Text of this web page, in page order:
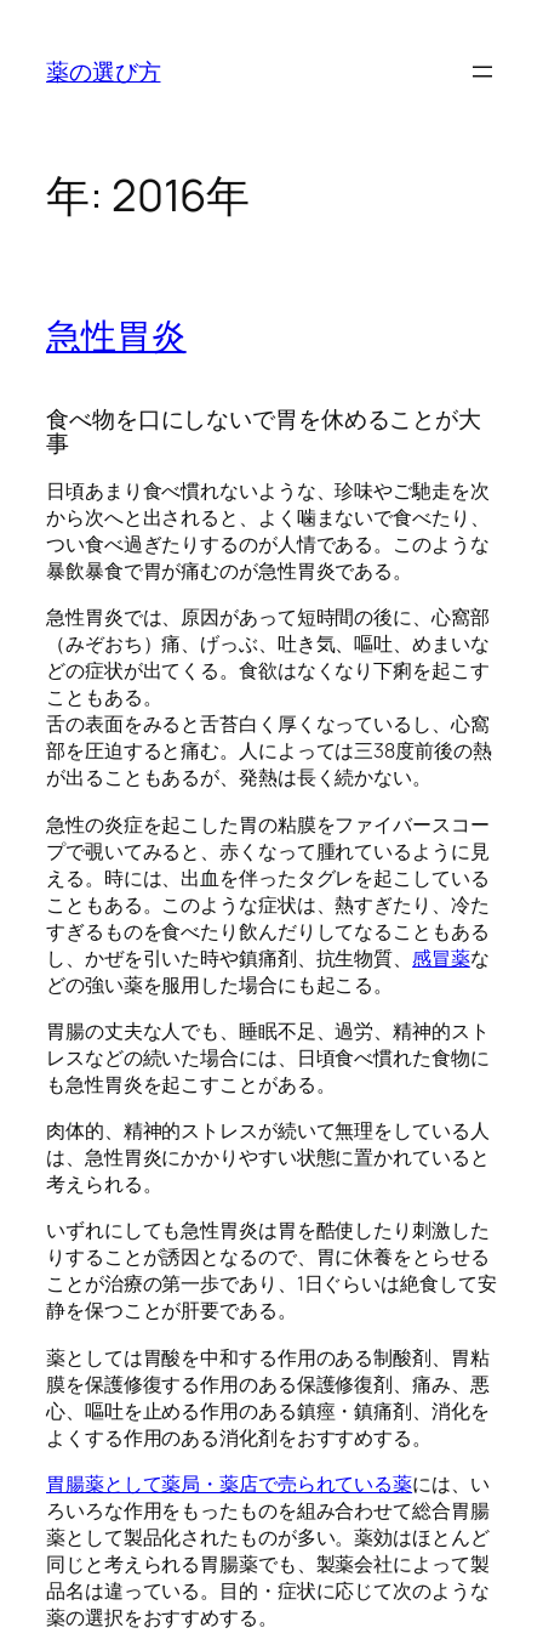
薬の選び方
年: 2016年
急性胃炎
食べ物を口にしないで胃を休めることが大
事
日頃あまり食べ慣れないような、珍味やご馳走を次
から次へと出されると、よく噛まないで食べたり、
つい食べ過ぎたりするのが人情である。このような
暴飲暴食で胃が痛むのが急性胃炎である。
急性胃炎では、原因があって短時間の後に、心窩部
（みぞおち）痛、げっぶ、吐き気、嘔吐、めまいな
どの症状が出てくる。食欲はなくなり下痢を起こす
こともある。
舌の表面をみると舌苔白く厚くなっているし、心窩
部を圧迫すると痛む。人によっては三38度前後の熱
が出ることもあるが、発熱は長く続かない。
急性の炎症を起こした胃の粘膜をファイバースコー
プで覗いてみると、赤くなって腫れているように見
える。時には、出血を伴ったタグレを起こしている
こともある。このような症状は、熱すぎたり、冷た
すぎるものを食べたり飲んだりしてなることもある
し、かぜを引いた時や鎮痛剤、抗生物質、感冒薬な
どの強い薬を服用した場合にも起こる。
胃腸の丈夫な人でも、睡眠不足、過労、精神的スト
レスなどの続いた場合には、日頃食べ慣れた食物に
も急性胃炎を起こすことがある。
肉体的、精神的ストレスが続いて無理をしている人
は、急性胃炎にかかりやすい状態に置かれていると
考えられる。
いずれにしても急性胃炎は胃を酷使したり刺激した
りすることが誘因となるので、胃に休養をとらせる
ことが治療の第一歩であり、1日ぐらいは絶食して安
静を保つことが肝要である。
薬としては胃酸を中和する作用のある制酸剤、胃粘
膜を保護修復する作用のある保護修復剤、痛み、悪
心、嘔吐を止める作用のある鎮痙・鎮痛剤、消化を
よくする作用のある消化剤をおすすめする。
胃腸薬として薬局・薬店で売られている薬には、い
ろいろな作用をもったものを組み合わせて総合胃腸
薬として製品化されたものが多い。薬効はほとんど
同じと考えられる胃腸薬でも、製薬会社によって製
品名は違っている。目的・症状に応じて次のような
薬の選択をおすすめする。